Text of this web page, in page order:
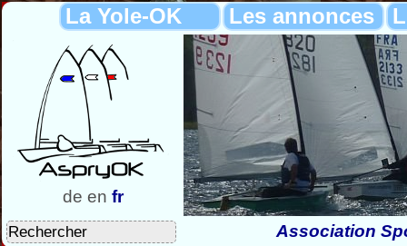
La Yole-OK Les annonces
de en fr
Association